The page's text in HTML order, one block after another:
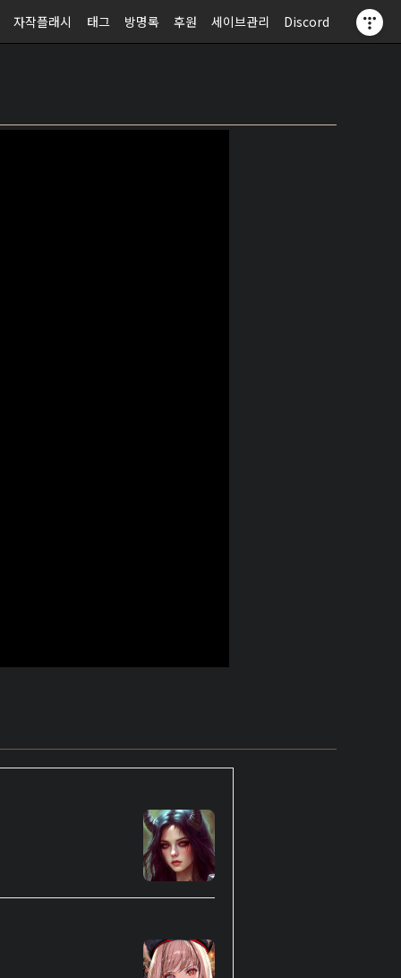
자작플래시 태그 방명록 후원 세이브관리 Discord